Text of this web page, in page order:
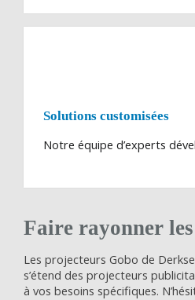
Solutions customisées
Notre équipe d’experts
Faire rayonner les
Les projecteurs Gobo de
s’étend des projecteurs
à vos besoins spécifiques.